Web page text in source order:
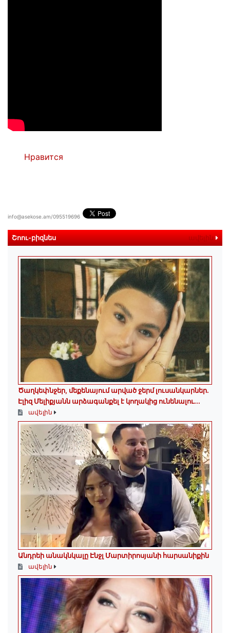
Нравится
info@asekose.am/095519696
Շոու-բիզնես ավելին
Ծաղկեփնջեր, մեքենայում արված ջերմ լուսանկարներ.
Էլիզ Մելիքյանն արձագանքել է կողակից ունենալու...
ավելին
Անդրեի անակնկալը Էնջլ Մարտիրոսյանի հարսանիքին
ավելին